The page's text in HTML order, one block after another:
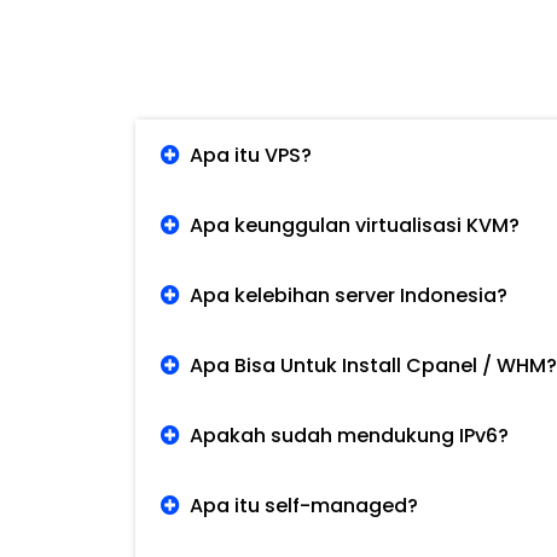
Apa itu VPS?
Apa keunggulan virtualisasi KVM?
Apa kelebihan server Indonesia?
Apa Bisa Untuk Install Cpanel / WHM?
Apakah sudah mendukung IPv6?
Apa itu self-managed?